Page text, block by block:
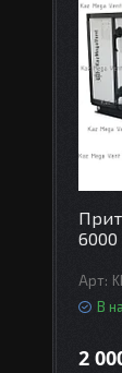
В
2